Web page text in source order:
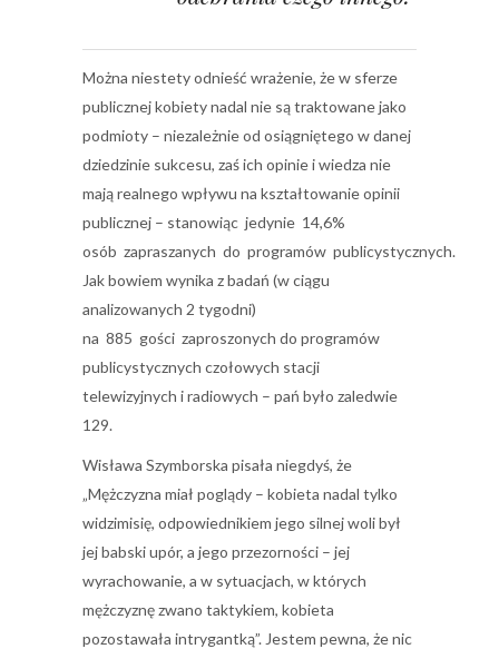
Można niestety odnieść wrażenie, że w sferze
publicznej kobiety nadal nie są traktowane jako
podmioty – niezależnie od osiągniętego w danej
dziedzinie sukcesu, zaś ich opinie i wiedza nie
mają realnego wpływu na kształtowanie opinii
publicznej – stanowiąc jedynie 14,6%
osób zapraszanych do programów publicystycznych.
Jak bowiem wynika z badań (w ciągu
analizowanych 2 tygodni)
na 885 gości zaproszonych do programów
publicystycznych czołowych stacji
telewizyjnych i radiowych – pań było zaledwie
129.
Wisława Szymborska pisała niegdyś, że
„Mężczyzna miał poglądy – kobieta nadal tylko
widzimisię, odpowiednikiem jego silnej woli był
jej babski upór, a jego przezorności – jej
wyrachowanie, a w sytuacjach, w których
mężczyznę zwano taktykiem, kobieta
pozostawała intrygantką”. Jestem pewna, że nic